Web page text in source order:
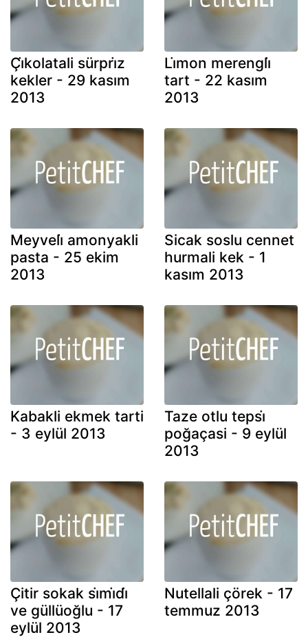
Çi̇kolatali sürpri̇z
kekler - 29 kasım
2013
Li̇mon merengli̇
tart - 22 kasım
2013
Meyveli̇ amonyakli
pasta - 25 ekim
2013
Sicak soslu cennet
hurmali kek - 1
kasım 2013
Kabakli ekmek tarti
- 3 eylül 2013
Taze otlu tepsi̇
poğaçasi - 9 eylül
2013
Çitir sokak si̇mi̇di̇
ve güllüoğlu - 17
eylül 2013
Nutellali çörek - 17
temmuz 2013